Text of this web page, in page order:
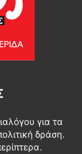
για τα
δράση.